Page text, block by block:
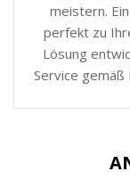
meistern.
perfekt zu
Lösung
Service gemäß